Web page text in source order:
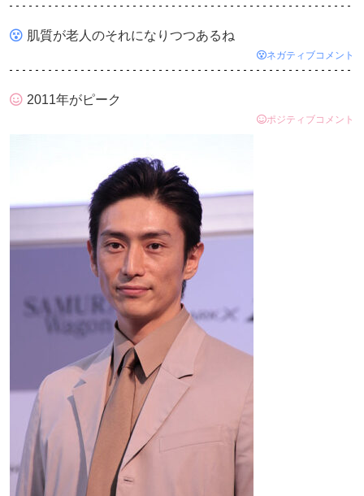
肌質が老人のそれになりつつあるね
ネガティブコメント
2011年がピーク
ポジティブコメント